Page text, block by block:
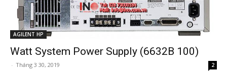
AGILENT HP
Watt System Power Supply (6632B 100)
- Tháng 3 30, 2019 2